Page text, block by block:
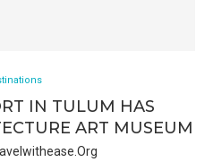
IN TULUM HAS
ART MUSEUM